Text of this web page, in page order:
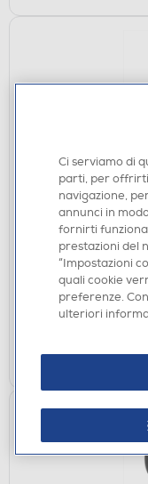
AURICOLARI
CELLY -
WIRELESS-
€ 49,90
Acquisto online:
Ritiro in negozio
Ci serviamo di
parti, per
navigazione,
annunci in
fornirti
prestazioni del
“Impostazioni
quali cookie
preferenze.
ulteriori